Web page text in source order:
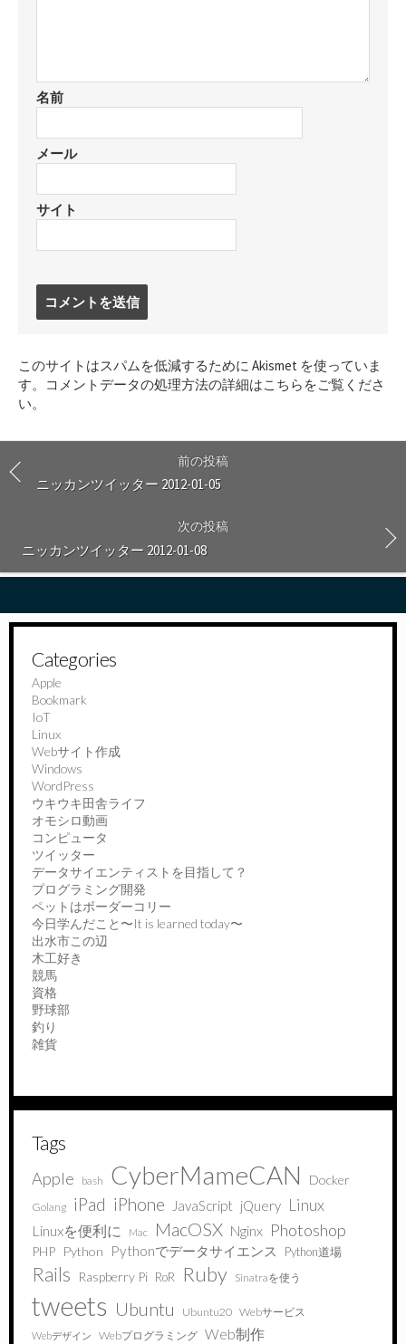
名前
メール
サイト
す
る
このサイトはスパムを低減するために Akismet を使っていま
す。
コメントデータの処理方法の詳細はこちらをご覧くださ
い。
前の投稿
ニッカンツイッター 2012-01-05
次の投稿
ニッカンツイッター 2012-01-08
Categories
Apple
Bookmark
IoT
Linux
Webサイト作成
Windows
WordPress
ウキウキ田舎ライフ
オモシロ動画
コンピュータ
ツイッター
データサイエンティストを目指して？
プログラミング開発
ペットはボーダーコリー
今日学んだこと〜It is learned today〜
出水市この辺
木工好き
競馬
資格
野球部
釣り
雑貨
Tags
Apple bash CyberMameCAN Docker
Golang iPad iPhone JavaScript jQuery Linux
Linuxを便利に Mac MacOSX Nginx Photoshop
PHP Python Pythonでデータサイエンス Python道場
Rails Raspberry Pi RoR Ruby Sinatraを使う
tweets Ubuntu Ubuntu20 Webサービス
Webデザイン Webプログラミング Web制作